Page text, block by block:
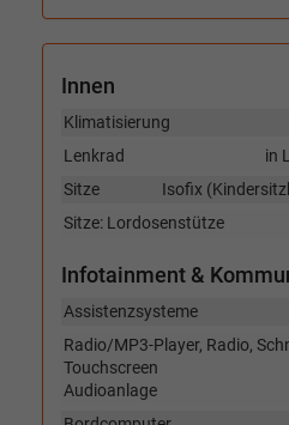
Innen
Klimatisierung
in
Lenkrad
Isofix
Sitze
Sitze: Lordosenstütze
Infotainment &
Assistenzsysteme
Radio/MP3-Player, Radio,
Touchscreen
Audioanlage